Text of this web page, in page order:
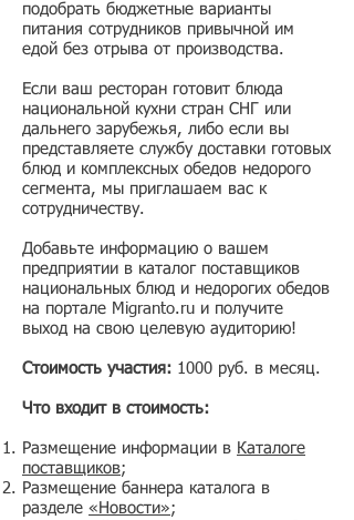
подобрать бюджетные варианты
питания сотрудников привычной им
едой без отрыва от производства.
Если ваш ресторан готовит блюда
национальной кухни стран СНГ или
дальнего зарубежья, либо если вы
представляете службу доставки готовых
блюд и комплексных обедов недорого
сегмента, мы приглашаем вас к
сотрудничеству.
Добавьте информацию о вашем
предприятии в каталог поставщиков
национальных блюд и недорогих обедов
на портале Migranto.ru и получите
выход на свою целевую аудиторию!
Стоимость участия: 1000 руб. в месяц.
Что входит в стоимость:
Размещение информации в Каталоге
поставщиков;
Размещение баннера каталога в
разделе «Новости»;